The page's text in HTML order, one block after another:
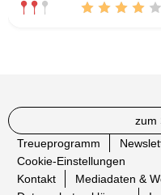
zum
Treueprogramm
Cookie-Einstellungen
Kontakt
Mediadaten &